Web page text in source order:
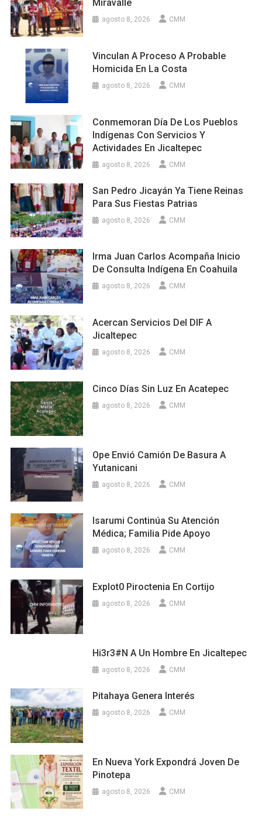
Miravalle
agosto 8, 2026 CMM
Vinculan A Proceso A Probable
Homicida En La Costa
agosto 8, 2026 CMM
Conmemoran Día De Los Pueblos
Indígenas Con Servicios Y
Actividades En Jicaltepec
agosto 8, 2026 CMM
San Pedro Jicayán Ya Tiene Reinas
Para Sus Fiestas Patrias
agosto 8, 2026 CMM
Irma Juan Carlos Acompaña Inicio
De Consulta Indígena En Coahuila
agosto 8, 2026 CMM
Acercan Servicios Del DIF A
Jicaltepec
agosto 8, 2026 CMM
Cinco Días Sin Luz En Acatepec
agosto 8, 2026 CMM
Ope Envió Camión De Basura A
Yutanicani
agosto 8, 2026 CMM
Isarumi Continúa Su Atención
Médica; Familia Pide Apoyo
agosto 8, 2026 CMM
Explot0 Piroctenia En Cortijo
agosto 8, 2026 CMM
Hi3r3#n A Un Hombre En Jicaltepec
agosto 8, 2026 CMM
Pitahaya Genera Interés
agosto 8, 2026 CMM
En Nueva York Expondrá Joven De
Pinotepa
agosto 8, 2026 CMM